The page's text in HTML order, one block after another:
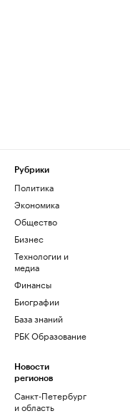
Рубрики
Политика
Экономика
Общество
Бизнес
Технологии и
медиа
Финансы
Биографии
База знаний
РБК Образование
Новости
регионов
Санкт-Петербург
и область